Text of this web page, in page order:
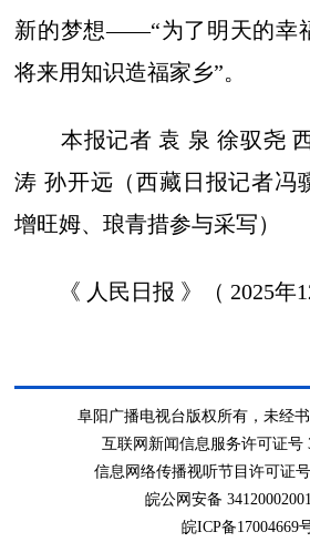
新的梦想——“为了明天的幸
将来用知识造福家乡”。
本报记者 袁 泉 徐驭尧
涛 孙开远 （西藏日报记者冯
增旺姆、琅青措参与采写）
《 人民日报 》（ 2025年12
阜阳广播电视台版权所有，未经
互联网新闻信息服务许可证号
信息网络传播视听节目许可证
皖公网安备
皖ICP备17004669